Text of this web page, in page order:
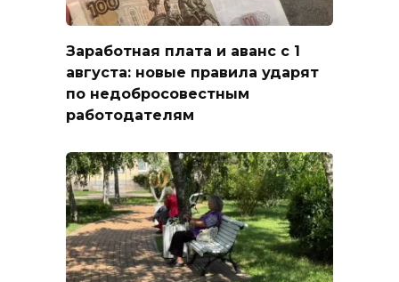
Заработная плата и аванс с 1
августа: новые правила ударят
по недобросовестным
работодателям